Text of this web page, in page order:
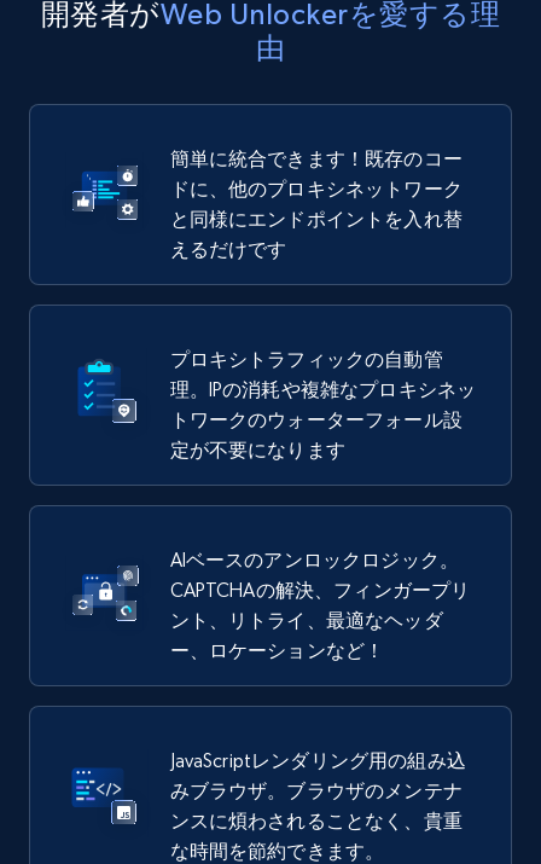
開発者がWeb Unlockerを愛する理
由
簡単に統合できます！既存のコー
ドに、他のプロキシネットワーク
と同様にエンドポイントを入れ替
えるだけです
プロキシトラフィックの自動管
理。IPの消耗や複雑なプロキシネッ
トワークのウォーターフォール設
定が不要になります
AIベースのアンロックロジック。
CAPTCHAの解決、フィンガープリ
ント、リトライ、最適なヘッダ
ー、ロケーションなど！
JavaScriptレンダリング用の組み込
みブラウザ。ブラウザのメンテナ
ンスに煩わされることなく、貴重
な時間を節約できます。